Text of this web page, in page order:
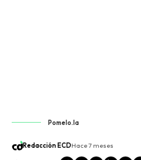
Pomelo.la
Redacción ECDHace 7 meses